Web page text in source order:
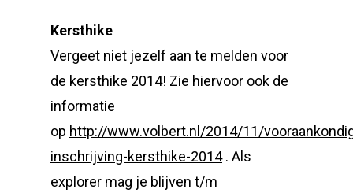
Kersthike
Vergeet niet jezelf aan te melden voor
de kersthike 2014! Zie hiervoor ook de
informatie
op http://www.volbert.nl/2014/11/
inschrijving-kersthike-2014. Als
explorer mag je blijven t/m